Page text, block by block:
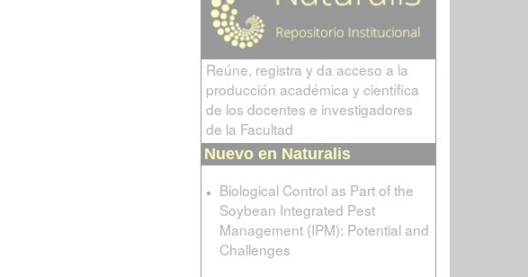
Reúne, registra y da acceso a la
producción académica y científica
de los docentes e investigadores
de la Facultad
Nuevo en Naturalis
Biological Control as Part of the
Soybean Integrated Pest
Management (IPM): Potential and
Challenges